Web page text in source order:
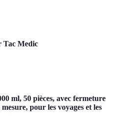
Tac Medic
ml, 50 pièces, avec fermeture
pour les voyages et les